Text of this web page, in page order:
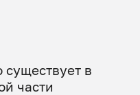
в
части